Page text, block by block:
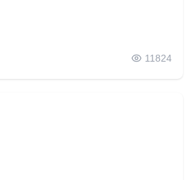
11824